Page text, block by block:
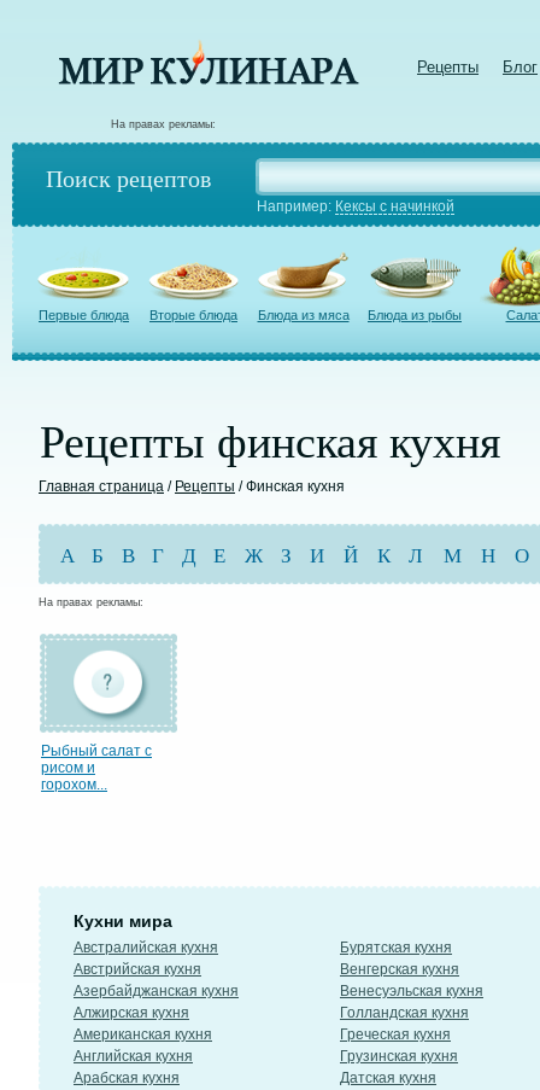
Рецепты Блог
На правах рекламы:
Поиск рецептов
Например: Кексы с начинкой
Первые блюда Вторые блюда Блюда из мяса Блюда из рыбы
Рецепты финская кухня
Главная страница / Рецепты / Финская кухня
А Б В Г Д Е Ж З И Й К Л М Н О
На правах рекламы:
Рыбный салат с
рисом и
горохом...
Кухни мира
Австралийская кухня
Австрийская кухня
Азербайджанская кухня
Алжирская кухня
Американская кухня
Английская кухня
Арабская кухня
Бурятская кухня
Венгерская кухня
Венесуэльская кухня
Голландская кухня
Греческая кухня
Грузинская кухня
Датская кухня